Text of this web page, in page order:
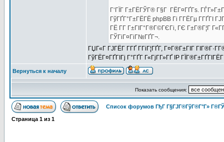
Г‘ГЇГ Г±ГЁГЎГ® Г§Г ГЁГ¤ГҐГѕ.
ГўГҐГ°Г±ГЁГЁ phpBB Гі Г­ГЁГµ Г­ГҐГІ
ГЁ Г­Г Г±ГІГ°Г®Г©ГЄГі, ГЄ Г±Г®Г¦Г
ГЎГіГ¤ГіГ№ГҐГ¬.
ГЏГ«Г ГЈГЁГ­ Г­ГҐ Г­ГіГ¦ГҐГ­, Г¤Г®Г±ГІГ
ГўГЁГ¤ГҐГІГј Г°ГҐГ Г«ГјГ­Г»ГҐ IP
Вернуться к началу
Показать сообщения:
Список форумов ГђГ Г§ГЈГ®ГўГ®Г°Г»
Страница 1 из 1